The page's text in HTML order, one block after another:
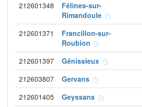
212601348
Félines-sur-
Rimandoule
212601371
Francillon-sur-
Roubion
212601397 Génissieux
212603807 Gervans
212601405 Geyssans